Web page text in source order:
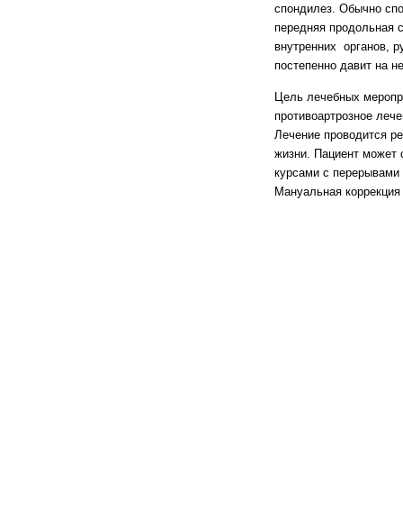
спондилез. Обычно
передняя продольная
внутренних органов,
постепенно давит на
Цель лечебных
противоартрозное
Лечение проводится
жизни. Пациент может
курсами с
Мануальная коррекция